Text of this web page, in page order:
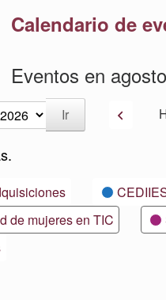
Calendario de
Eventos en
de mujeres en TIC